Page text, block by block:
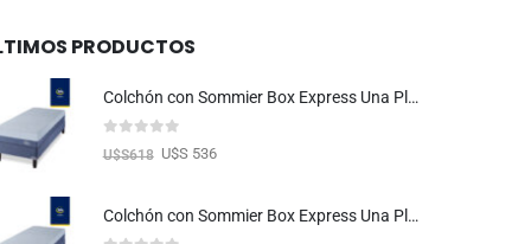
PRODUCTOS
Colchón con Sommier Box Express Una Plaza 080×190
U$S618 U$S 536
Colchón con Sommier Box Express Una Plaza 090×190